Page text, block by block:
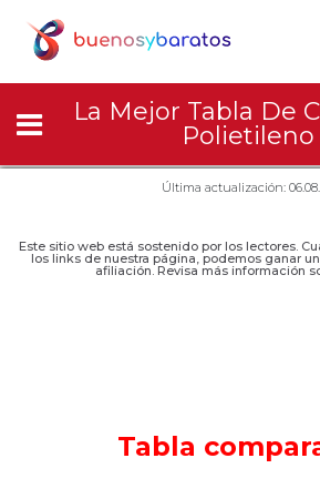
La Mejor Tabla De
Polietileno
Última actualización:
Este sitio web está sostenido por los lectores.
los links de nuestra página, podemos ganar
afiliación. Revisa más información
Tabla